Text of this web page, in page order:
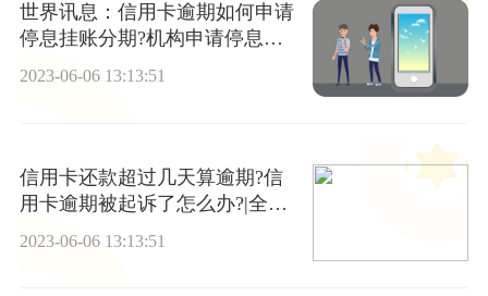
世界讯息：信用卡逾期如何申请
停息挂账分期?机构申请停息挂
账多少钱？
2023-06-06 13:13:51
信用卡还款超过几天算逾期?信
用卡逾期被起诉了怎么办?|全球
2023-06-06 13:13:51